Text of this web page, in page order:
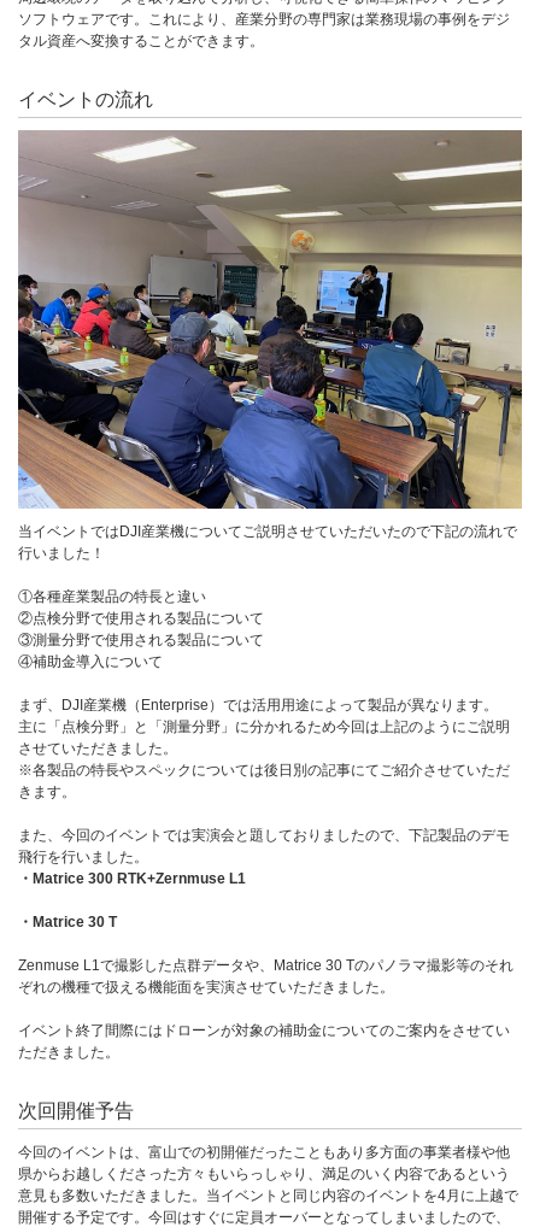
ソフトウェアです。これにより、産業分野の専門家は業務現場の事例をデジ
タル資産へ変換することができます。
イベントの流れ
当イベントではDJI産業機についてご説明させていただいたので下記の流れで
行いました！
①各種産業製品の特長と違い
②点検分野で使用される製品について
③測量分野で使用される製品について
④補助金導入について
まず、DJI産業機（Enterprise）では活用用途によって製品が異なります。
主に「点検分野」と「測量分野」に分かれるため今回は上記のようにご説明
させていただきました。
※各製品の特長やスペックについては後日別の記事にてご紹介させていただ
きます。
また、今回のイベントでは実演会と題しておりましたので、下記製品のデモ
飛行を行いました。
・Matrice 300 RTK+Zernmuse L1
・Matrice 30 T
Zenmuse L1で撮影した点群データや、Matrice 30 Tのパノラマ撮影等のそれ
ぞれの機種で扱える機能面を実演させていただきました。
イベント終了間際にはドローンが対象の補助金についてのご案内をさせてい
ただきました。
次回開催予告
今回のイベントは、富山での初開催だったこともあり多方面の事業者様や他
県からお越しくださった方々もいらっしゃり、満足のいく内容であるという
意見も多数いただきました。当イベントと同じ内容のイベントを4月に上越で
開催する予定です。今回はすぐに定員オーバーとなってしまいましたので、